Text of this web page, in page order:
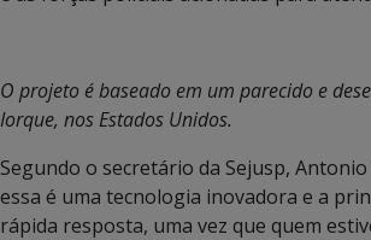
O projeto é baseado em um parecido e
Iorque, nos Estados Unidos.
Segundo o secretário da Sejusp,
essa é uma tecnologia inovadora e a
rápida resposta, uma vez que quem